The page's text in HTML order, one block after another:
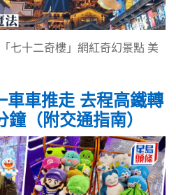
七十二奇樓」網紅奇幻景點 美
車車推走 去程高鐵轉
（附交通指南）